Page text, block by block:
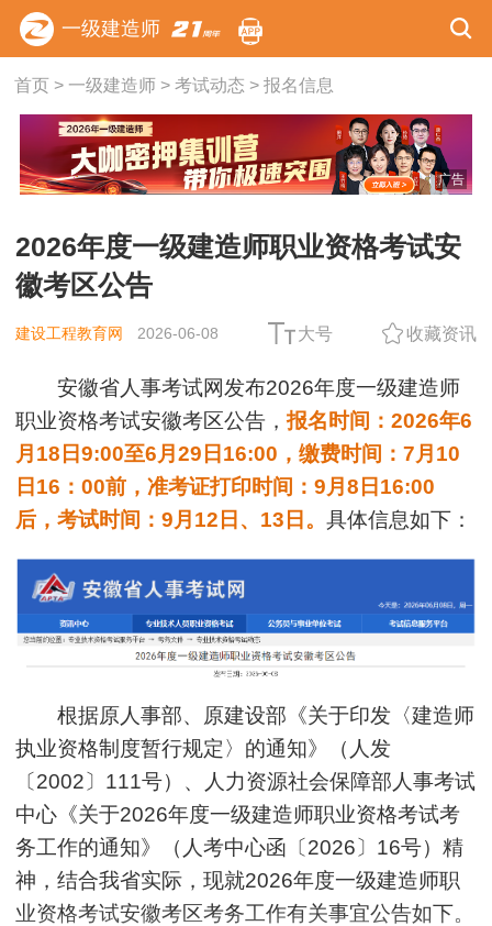
一级建造师
首页> 一级建造师> 考试动态 > 报名信息
广告
2026年度一级建造师职业资格考试安
徽考区公告
建设工程教育网 2026-06-08 大号 收藏资讯
安徽省人事考试网发布2026年度一级建造师
职业资格考试安徽考区公告，报名时间：2026年6
月18日9:00至6月29日16:00，缴费时间：7月10
日16：00前，准考证打印时间：9月8日16:00
后，考试时间：9月12日、13日。具体信息如下：
根据原人事部、原建设部《关于印发〈建造师
执业资格制度暂行规定〉的通知》（人发
〔2002〕111号）、人力资源社会保障部人事考试
中心《关于2026年度一级建造师职业资格考试考
务工作的通知》（人考中心函〔2026〕16号）精
神，结合我省实际，现就2026年度一级建造师职
业资格考试安徽考区考务工作有关事宜公告如下。